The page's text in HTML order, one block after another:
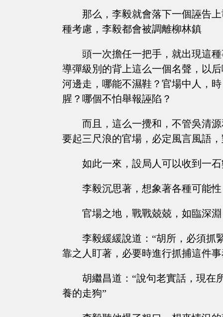
那么，李毅就會落下一個誣告
種考慮，李毅都會被調離柳林鎮
頭一次擔任一把手，就出現這
導彈級別的背上這么一個名聲，以
河邊走，哪能不濕鞋？官場中人，
腥？哪個不怕舉報誣陷？
而且，這么一攪和，不管吳清
要起三尺浪的官場，必定風言風語
如此一來，設局人可以收到一
李毅沉思著，想象著各種可能
官場之地，戰戰兢兢，如臨深
李毅緩緩說道：“胡所，必須抓
靠之人盯著，必要時進行抓捕這件
胡繼昌道：“說句老實話，現在
養的走狗”